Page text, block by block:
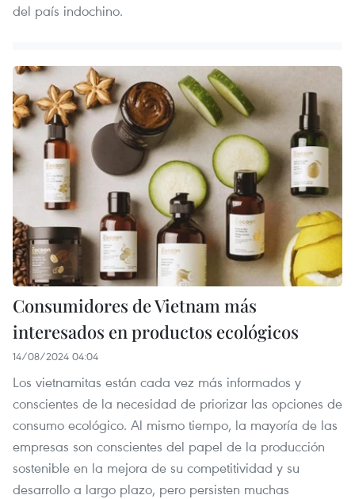
del país indochino.
Consumidores de Vietnam más
interesados en productos ecológicos
14/08/2024 04:04
Los vietnamitas están cada vez más informados y
conscientes de la necesidad de priorizar las opciones de
consumo ecológico. Al mismo tiempo, la mayoría de las
empresas son conscientes del papel de la producción
sostenible en la mejora de su competitividad y su
desarrollo a largo plazo, pero persisten muchas